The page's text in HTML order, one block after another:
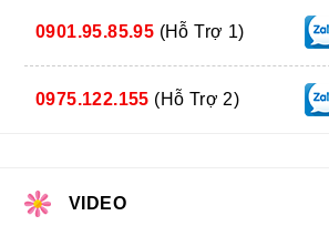
0901.95.85.95 (Hỗ Trợ 1)
0975.122.155 (Hỗ Trợ 2)
VIDEO